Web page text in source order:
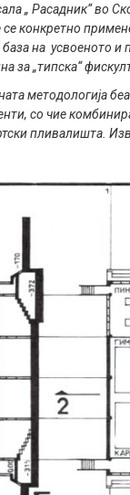
„ Расадник“ во
конкретно
на усвоеното и
за „типска“
методологија
со чие
пливалишта.